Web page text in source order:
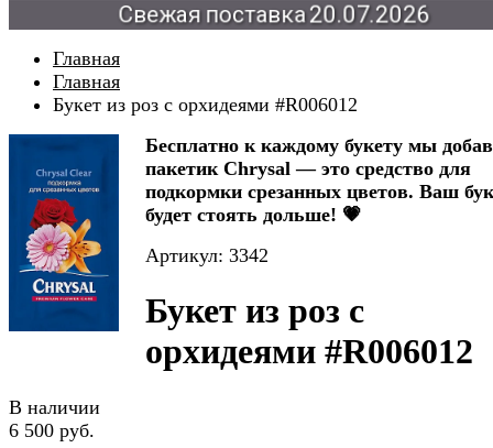
Свежая поставка 20.07.2026
Главная
Главная
Букет из роз с орхидеями #R006012
Бесплатно к каждому букету мы
пакетик Chrysal — это средство для
подкормки срезанных цветов. Ваш
будет стоять дольше! 💗
Артикул: 3342
Букет из роз с
орхидеями #R006012
В наличии
6 500 руб.